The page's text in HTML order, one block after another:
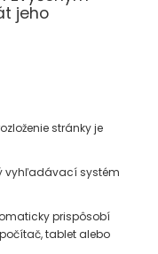
jeho
stránky je
vyhľadávací systém
prispôsobí
tablet alebo